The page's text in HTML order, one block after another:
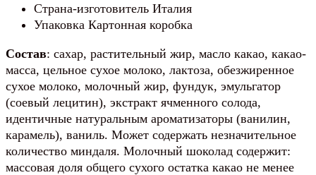
Страна-изготовитель Италия
Упаковка Картонная коробка
Состав: сахар, растительный жир, масло какао, какао-
масса, цельное сухое молоко, лактоза, обезжиренное
сухое молоко, молочный жир, фундук, эмульгатор
(соевый лецитин), экстракт ячменного солода,
идентичные натуральным ароматизаторы (ванилин,
карамель), ваниль. Может содержать незначительное
количество миндаля. Молочный шоколад содержит:
массовая доля общего сухого остатка какао не менее